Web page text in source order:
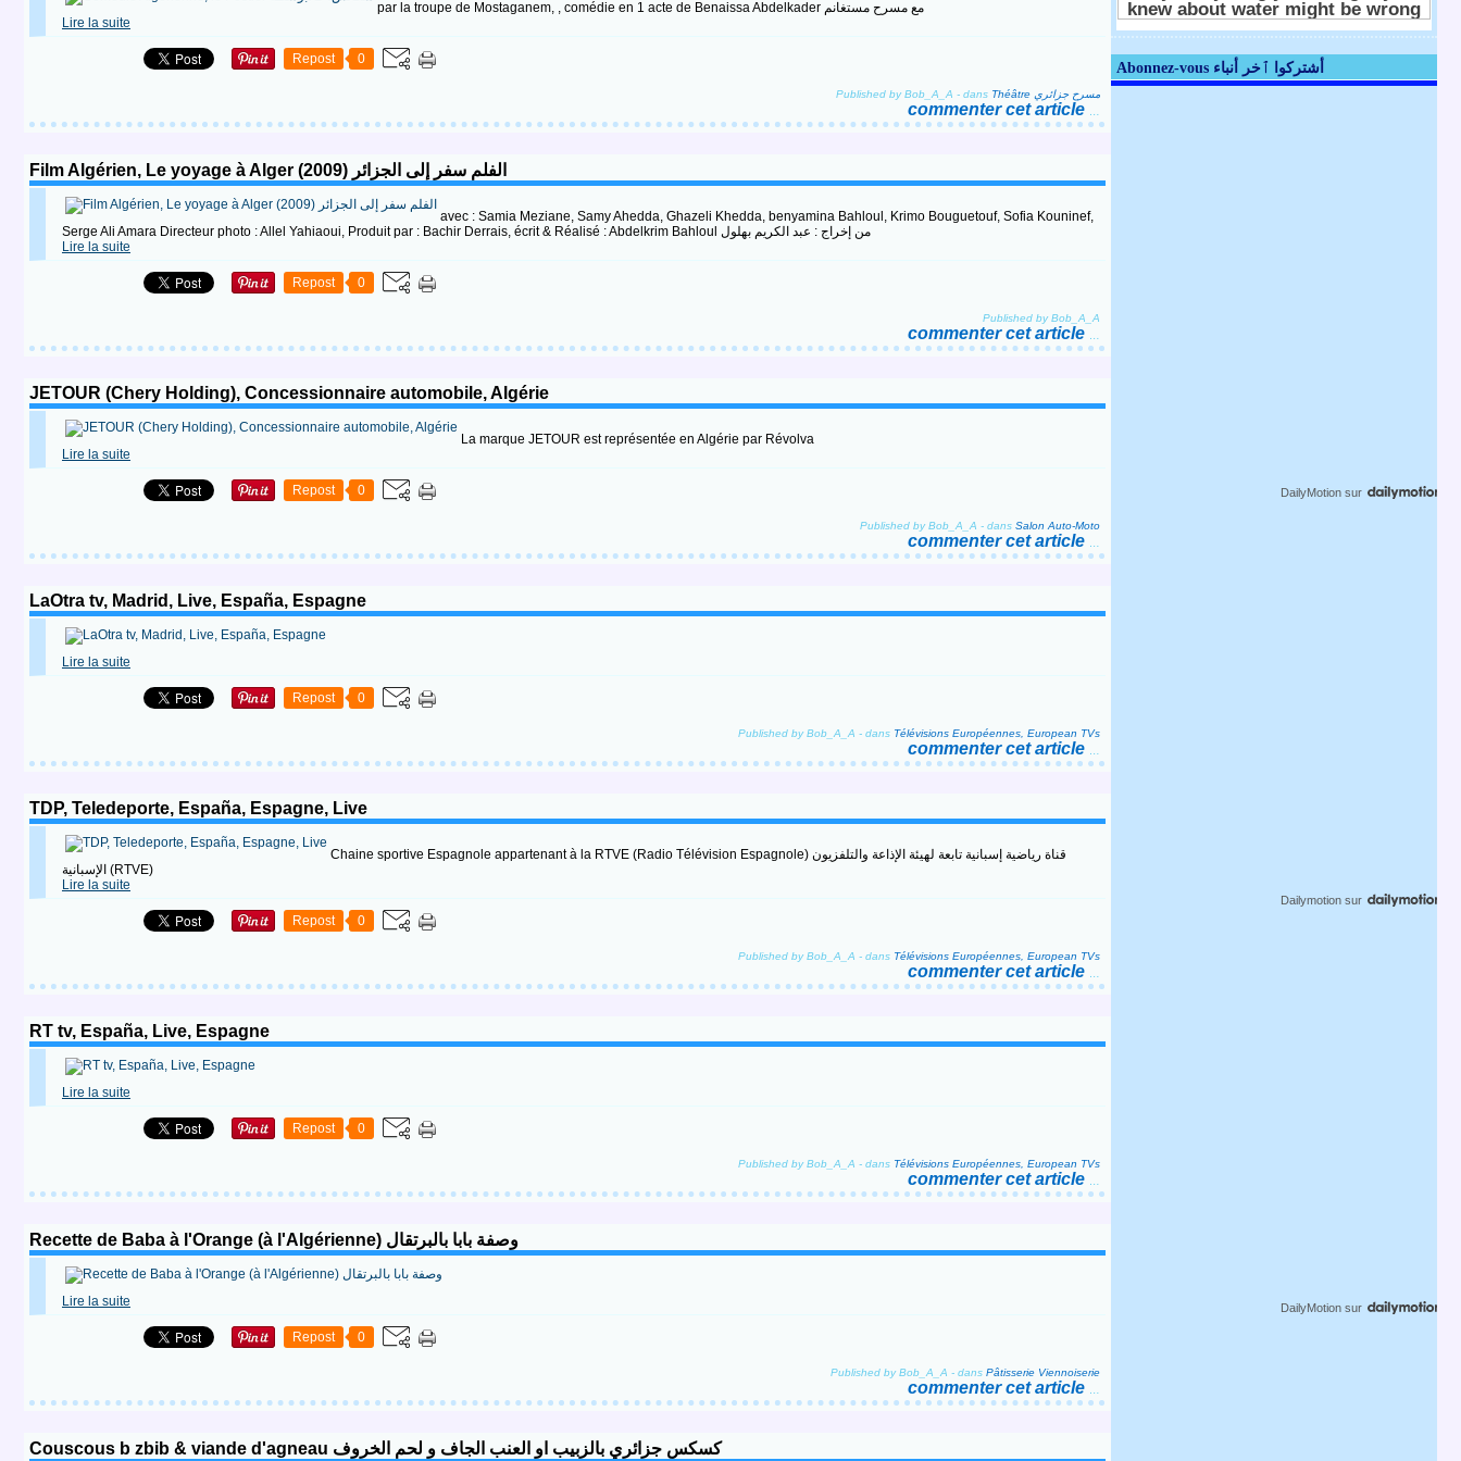
par la troupe de Mostaganem, , comédie en 1 acte de Benaissa Abdelkader مع مسرح مستغانم
Lire la suite
Repost 0
Published by Bob_A_A - dans Théâtre مسرح جزائري
commenter cet article
Film Algérien, Le yoyage à Alger (2009) الفلم سفر إلى الجزائر
avec : Samia Meziane, Samy Ahedda, Ghazeli Khedda, benyamina Bahloul, Krimo Bouguetouf, Sofia Kouninef,
Serge Ali Amara Directeur photo : Allel Yahiaoui, Produit par : Bachir Derrais, écrit & Réalisé : Abdelkrim Bahloul من إخراج : عبد الكريم بهلول
Lire la suite
Repost 0
Published by Bob_A_A
commenter cet article
JETOUR (Chery Holding), Concessionnaire automobile, Algérie
La marque JETOUR est représentée en Algérie par Révolva
Lire la suite
Repost 0
Published by Bob_A_A - dans Salon Auto-Moto
commenter cet article
LaOtra tv, Madrid, Live, España, Espagne
Lire la suite
Repost 0
Published by Bob_A_A - dans Télévisions Européennes, European TVs
commenter cet article
TDP, Teledeporte, España, Espagne, Live
Chaine sportive Espagnole appartenant à la RTVE (Radio Télévision Espagnole) قناة رياضية إسبانية تابعة لهيئة الإذاعة والتلفزيون
الإسبانية (RTVE)
Lire la suite
Repost 0
Published by Bob_A_A - dans Télévisions Européennes, European TVs
commenter cet article
RT tv, España, Live, Espagne
Lire la suite
Repost 0
Published by Bob_A_A - dans Télévisions Européennes, European TVs
commenter cet article
Recette de Baba à l'Orange (à l'Algérienne) وصفة بابا بالبرتقال
Lire la suite
Repost 0
Published by Bob_A_A - dans Pâtisserie Viennoiserie
commenter cet article
Couscous b zbib & viande d'agneau كسكس جزائري بالزبيب او العنب الجاف و لحم الخروف
Abonnez-vous أشتركوا ٱخر أنباء
DailyMotion sur
Dailymotion sur
DailyMotion sur